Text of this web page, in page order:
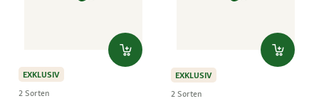
EXKLUSIV
2 Sorten
EXKLUSIV
2 Sorten